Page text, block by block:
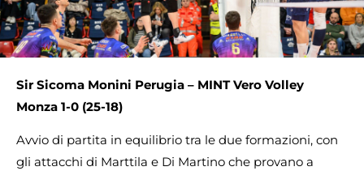
Sir Sicoma Monini Perugia – MINT Vero Volley
Monza 1-0 (25-18)
Avvio di partita in equilibrio tra le due formazioni, con
gli attacchi di Marttila e Di Martino che provano a